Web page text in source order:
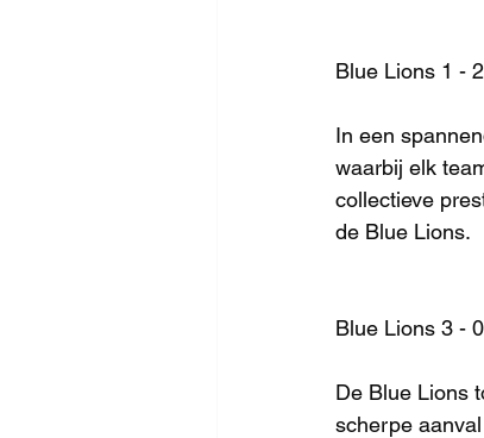
Blue Lions 1 -
In een
waarbij elk
collectieve
de Blue Lions.
Blue Lions 3 -
De Blue Lions
scherpe